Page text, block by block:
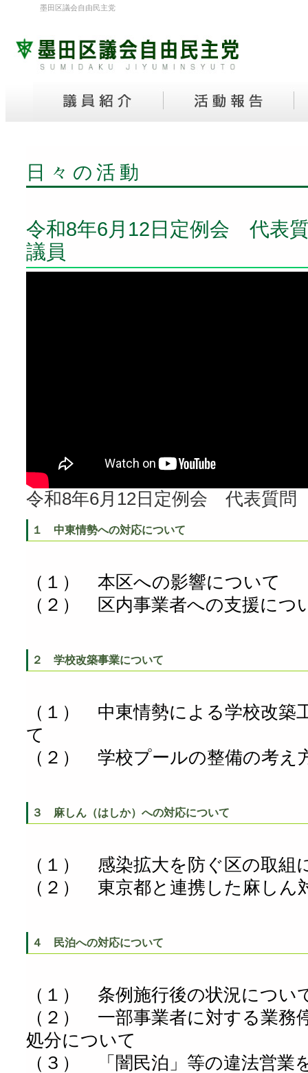
墨田区議会自由民主党
日々の活動
令和8年6月12日定例会 代表
議員
令和8年6月12日定例会 代表質
１ 中東情勢への対応について
（１） 本区への影響について
（２） 区内事業者への支援につ
２ 学校改築事業について
（１） 中東情勢による学校改築
て
（２） 学校プールの整備の考え
３ 麻しん（はしか）への対応について
（１） 感染拡大を防ぐ区の取組
（２） 東京都と連携した麻しん
４ 民泊への対応について
（１） 条例施行後の状況につい
（２） 一部事業者に対する業務
処分について
（３） 「闇民泊」等の違法営業